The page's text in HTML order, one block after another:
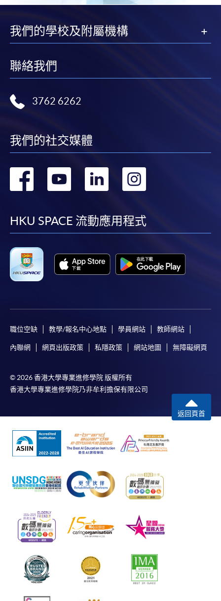
我們的學校及附屬機構
聯絡我們
3762 6262
我們的社交媒體
轉
facebook
轉
youtube
轉
linkedin
HKU SPACE 流動應用程式
職位空缺 教學/報名中心地點 學員網站 教師網站
內聯網 網頁出版政策 私隱政策 網站地圖 無障礙網頁
© 2026 香港大學專業進修學院 版權所有
香港大學專業進修學院乃非牟利擔保有限公司
返回頁首